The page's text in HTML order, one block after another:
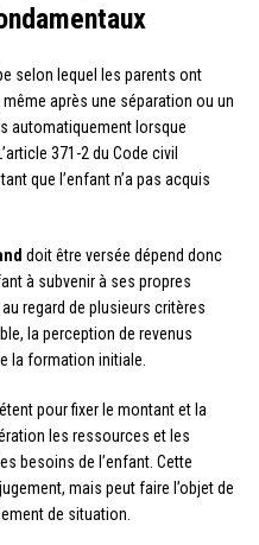
selon lequel les parents ont
après une séparation ou un
automatiquement lorsque
371-2 du Code civil
que l’enfant n’a pas acquis
doit être versée dépend donc
à subvenir à ses propres
regard de plusieurs critères
la perception de revenus
la formation initiale.
pour fixer le montant et la
les ressources et les
besoins de l’enfant. Cette
mais peut faire l’objet de
de situation.